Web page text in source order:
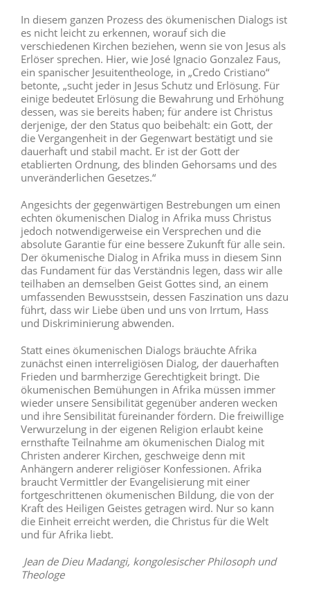
In diesem ganzen Prozess des ökumenischen Dialogs ist
es nicht leicht zu erkennen, worauf sich die
verschiedenen Kirchen beziehen, wenn sie von Jesus als
Erlöser sprechen. Hier, wie José Ignacio Gonzalez Faus,
ein spanischer Jesuitentheologe, in „Credo Cristiano“
betonte, „sucht jeder in Jesus Schutz und Erlösung. Für
einige bedeutet Erlösung die Bewahrung und Erhöhung
dessen, was sie bereits haben; für andere ist Christus
derjenige, der den Status quo beibehält: ein Gott, der
die Vergangenheit in der Gegenwart bestätigt und sie
dauerhaft und stabil macht. Er ist der Gott der
etablierten Ordnung, des blinden Gehorsams und des
unveränderlichen Gesetzes.“
Angesichts der gegenwärtigen Bestrebungen um einen
echten ökumenischen Dialog in Afrika muss Christus
jedoch notwendigerweise ein Versprechen und die
absolute Garantie für eine bessere Zukunft für alle sein.
Der ökumenische Dialog in Afrika muss in diesem Sinn
das Fundament für das Verständnis legen, dass wir alle
teilhaben an demselben Geist Gottes sind, an einem
umfassenden Bewusstsein, dessen Faszination uns dazu
führt, dass wir Liebe üben und uns von Irrtum, Hass
und Diskriminierung abwenden.
Statt eines ökumenischen Dialogs bräuchte Afrika
zunächst einen interreligiösen Dialog, der dauerhaften
Frieden und barmherzige Gerechtigkeit bringt. Die
ökumenischen Bemühungen in Afrika müssen immer
wieder unsere Sensibilität gegenüber anderen wecken
und ihre Sensibilität füreinander fördern. Die freiwillige
Verwurzelung in der eigenen Religion erlaubt keine
ernsthafte Teilnahme am ökumenischen Dialog mit
Christen anderer Kirchen, geschweige denn mit
Anhängern anderer religiöser Konfessionen. Afrika
braucht Vermittler der Evangelisierung mit einer
fortgeschrittenen ökumenischen Bildung, die von der
Kraft des Heiligen Geistes getragen wird. Nur so kann
die Einheit erreicht werden, die Christus für die Welt
und für Afrika liebt.
Jean de Dieu Madangi, kongolesischer Philosoph und
Theologe